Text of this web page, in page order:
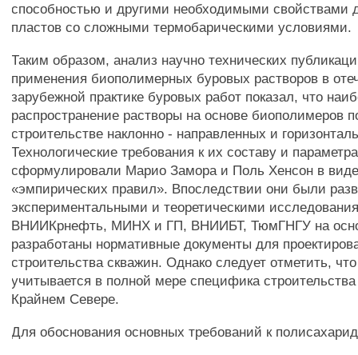
способностью и другими необходимыми свойствами
пластов со сложными термобарическими условиями.
Таким образом, анализ научно технических
применения биополимерных буровых растворов в
зарубежной практике буровых работ показал, что
распространение растворы на основе биополимеров
строительстве наклонно - направленных и
Технологические требования к их составу и
сформулировали Марио Замора и Поль Хенсон в
«эмпирических правил». Впоследствии они были
экспериментальными и теоретическими
ВНИИКрнефть, МИНХ и ГП, ВНИИБТ, ТюмГНГУ на
разработаны нормативные документы для
строительства скважин. Однако следует отметить,
учитывается в полной мере специфика
Крайнем Севере.
Для обоснования основных требований к